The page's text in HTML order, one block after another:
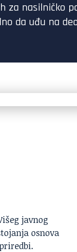
za nasilničko
da uđu na
javnog
osnova